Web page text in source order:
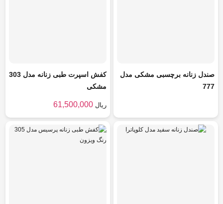
صندل زنانه برچسبی مشکی مدل
777
کفش اسپرت طبی زنانه مدل 303
مشکی
61,500,000 ریال